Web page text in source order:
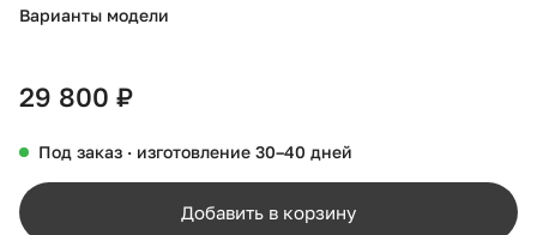
Варианты модели
29 800 ₽
Под заказ · изготовление 30–40 дней
Добавить в корзину